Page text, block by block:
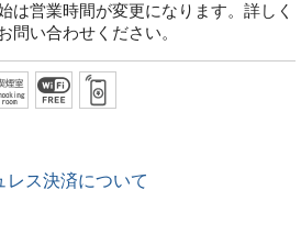
は営業時間が変更になります。詳しく
問い合わせください。
レス決済について